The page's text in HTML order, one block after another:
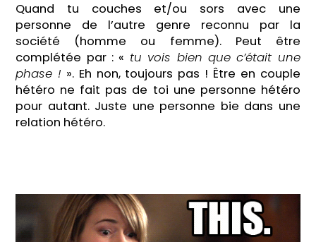
Quand tu couches et/ou sors avec une
personne de l’autre genre reconnu par la
société (homme ou femme). Peut être
complétée par : « tu vois bien que c’était une
phase ! ». Eh non, toujours pas ! Être en couple
hétéro ne fait pas de toi une personne hétéro
pour autant. Juste une personne bie dans une
relation hétéro.